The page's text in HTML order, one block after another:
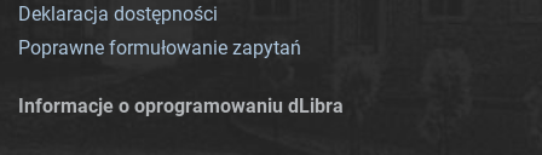
Deklaracja dostępności
Poprawne formułowanie zapytań
Informacje o oprogramowaniu dLibra